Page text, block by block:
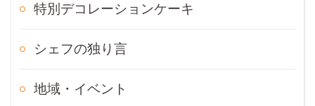
特別デコレーションケーキ
シェフの独り言
地域・イベント